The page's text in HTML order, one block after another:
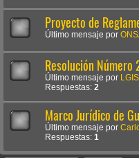
Proyecto de
Último mensaje por
Resolución Número
Último mensaje por LGIS
Respuestas: 2
Marco Jurídico de
Último mensaje por
Respuestas: 1